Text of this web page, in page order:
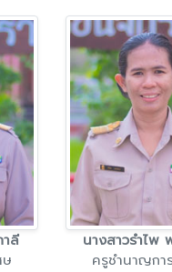
ลี
นางสาวรำไพ
ครูชำนาญกา